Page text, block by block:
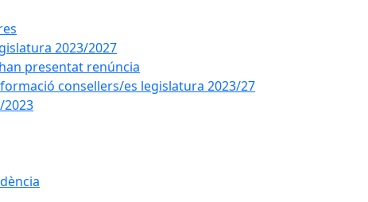
2023/2027
presentat renúncia
consellers/es legislatura 2023/27
2023